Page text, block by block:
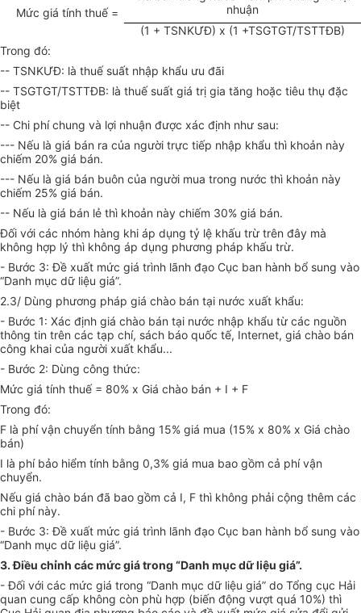
Mức giá tính thuế =
nhuận
(1 + TSNKƯĐ) x (1 +TSGTGT/TSTTĐB)
Trong đó:
-- TSNKƯĐ: là thuế suất nhập khẩu ưu đãi
-- TSGTGT/TSTTĐB: là thuế suất giá trị gia tăng hoặc tiêu thụ đặc
biệt
-- Chi phí chung và lợi nhuận được xác định như sau:
--- Nếu là giá bán ra của người trực tiếp nhập khẩu thì khoản này
chiếm 20% giá bán.
--- Nếu là giá bán buôn của người mua trong nước thì khoản này
chiếm 25% giá bán.
-- Nếu là giá bán lẻ thì khoản này chiếm 30% giá bán.
Đối với các nhóm hàng khi áp dụng tỷ lệ khấu trừ trên đây mà
không hợp lý thì không áp dụng phương pháp khấu trừ.
- Bước 3: Đề xuất mức giá trình lãnh đạo Cục ban hành bổ sung vào
“Danh mục dữ liệu giá”.
2.3/ Dùng phương pháp giá chào bán tại nước xuất khẩu:
- Bước 1: Xác định giá chào bán tại nước nhập khẩu từ các nguồn
thông tin trên các tạp chí, sách báo quốc tế, Internet, giá chào bán
công khai của người xuất khẩu...
- Bước 2: Dùng công thức:
Mức giá tính thuế = 80% x Giá chào bán + I + F
Trong đó:
F là phí vận chuyển tính bằng 15% giá mua (15% x 80% x Giá chào
bán)
I là phí bảo hiểm tính bằng 0,3% giá mua bao gồm cả phí vận
chuyển.
Nếu giá chào bán đã bao gồm cả I, F thì không phải cộng thêm các
chi phí này.
- Bước 3: Đề xuất mức giá trình lãnh đạo Cục ban hành bổ sung vào
“Danh mục dữ liệu giá”.
3. Điều chỉnh các mức giá trong “Danh mục dữ liệu giá”.
- Đối với các mức giá trong “Danh mục dữ liệu giá” do Tổng cục Hải
quan cung cấp không còn phù hợp (biến động vượt quá 10%) thì